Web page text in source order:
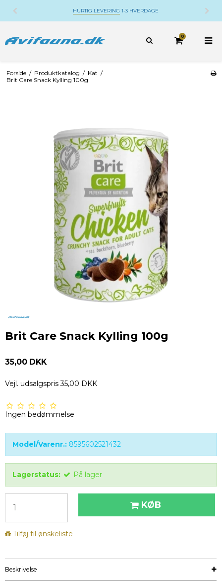
HURTIG LEVERING 1-3 HVERDAGE
0
Forside / Produktkatalog / Kat /
Brit Care Snack Kylling 100g
Brit Care Snack Kylling 100g
35,00 DKK
Vejl. udsalgspris 35,00 DKK
Ingen bedømmelse
Model/Varenr.: 8595602521432
Lagerstatus: På lager
KØB
Tilføj til ønskeliste
Beskrivelse